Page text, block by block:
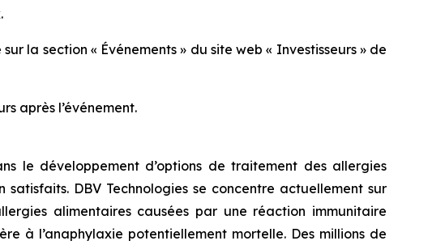
la section « Événements » du site web « Investisseurs » de
après l’événement.
le développement d’options de traitement des allergies
DBV Technologies se concentre actuellement sur
alimentaires causées par une réaction immunitaire
à l’anaphylaxie potentiellement mortelle. Des millions de